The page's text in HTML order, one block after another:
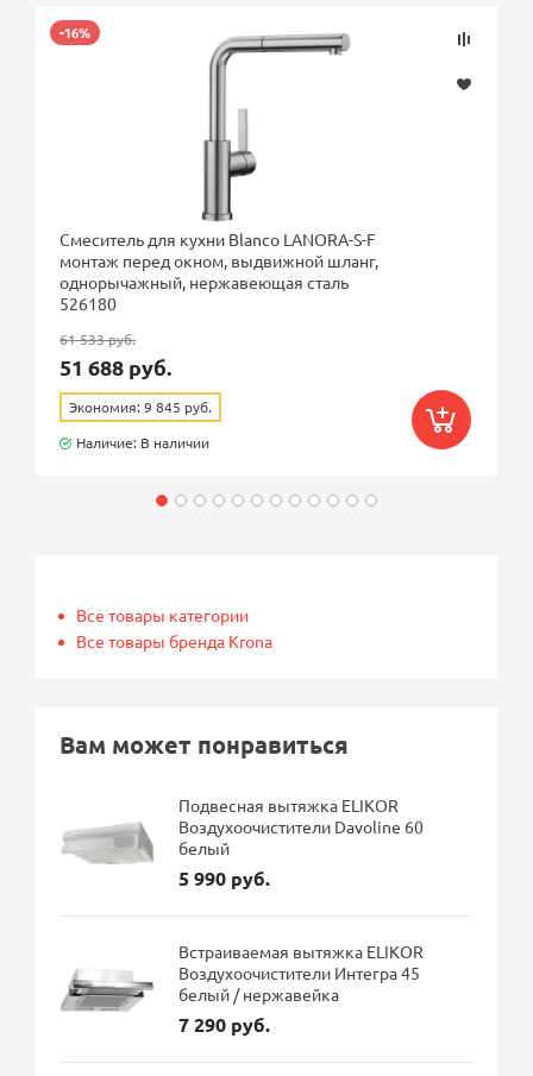
-16%
Смеситель для кухни Blanco LANORA-S-F
монтаж перед окном, выдвижной шланг,
однорычажный, нержавеющая сталь
526180
61 533 руб.
51 688 руб.
Экономия: 9 845 руб.
Наличие: В наличии
Все товары категории
Все товары бренда Krona
Вам может понравиться
Подвесная вытяжка ELIKOR
Воздухоочистители Davoline 60
белый
5 990 руб.
Встраиваемая вытяжка ELIKOR
Воздухоочистители Интегра 45
белый / нержавейка
7 290 руб.